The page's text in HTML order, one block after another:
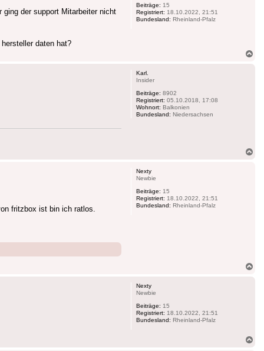
Beiträge: 15
Registriert: 18.10.2022, 21:51
Bundesland: Rheinland-Pfalz
ging der support Mitarbeiter nicht
daten hat?
Karl.
Insider
Beiträge: 8902
Registriert: 05.10.2018, 17:08
Wohnort: Balkonien
Bundesland: Niedersachsen
Nexty
Newbie
Beiträge: 15
Registriert: 18.10.2022, 21:51
Bundesland: Rheinland-Pfalz
fritzbox ist bin ich ratlos.
Nexty
Newbie
Beiträge: 15
Registriert: 18.10.2022, 21:51
Bundesland: Rheinland-Pfalz